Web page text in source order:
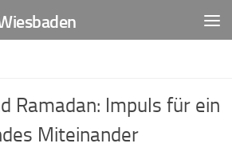
Ramadan: Impuls für ein
Miteinander